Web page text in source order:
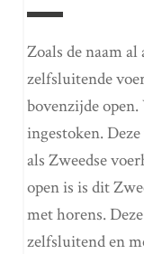
Zoals de naam
zelfsluitende
bovenzijde
ingestoken.
als Zweedse
open is is dit
met horens.
zelfsluitend en